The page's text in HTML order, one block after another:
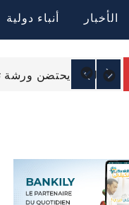
الأخبار أنباء دولية
التمييز الإيجابي:
الرئيس غزواني يتوجه
البرلمان يحتضن ورشة